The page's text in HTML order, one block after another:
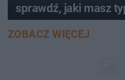
sprawdź, jaki masz
ZOBACZ WIĘCEJ